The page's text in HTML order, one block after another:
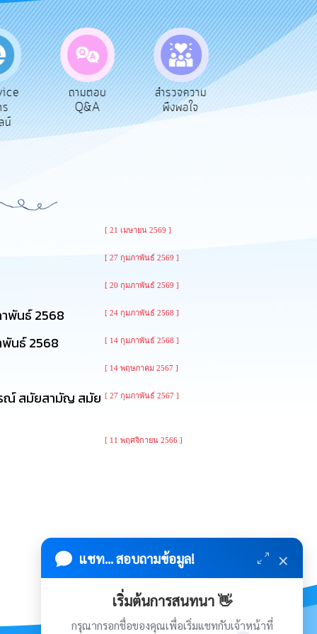
ถามตอบ
Q&A
สำรวจความ
พึงพอใจ
ผู้รับเบีย
ยังชีพ
[ 21 เมษายน 2569 ]
[ 27 กุมภาพันธ์ 2569 ]
[ 20 กุมภาพันธ์ 2569 ]
พันธ์ 2568 [ 24 กุมภาพันธ์ 2568 ]
พันธ์ 2568 [ 14 กุมภาพันธ์ 2568 ]
[ 14 พฤษภาคม 2567 ]
ณ์ สมัยสามัญ สมัย [ 27 กุมภาพันธ์ 2567 ]
[ 11 พฤศจิกายน 2566 ]
แชท... สอบถามข้อมูล! ×
เริ่มต้นการสนทนา 👋
กรุณากรอกชื่อของคุณเพื่อเริ่มแชทกับเจ้าหน้าที่